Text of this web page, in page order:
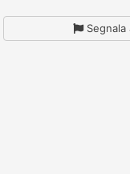
Segnala